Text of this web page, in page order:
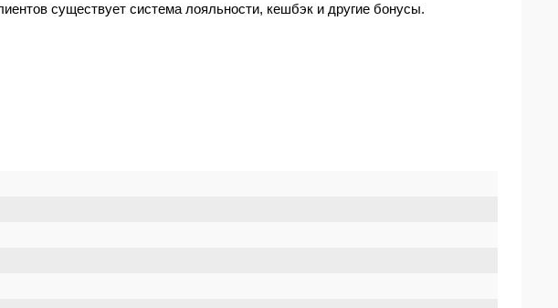
существует система лояльности, кешбэк и другие бонусы.